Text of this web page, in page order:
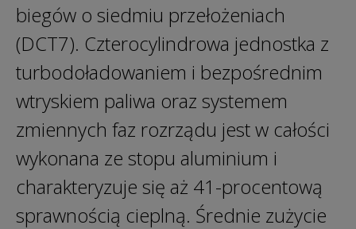
biegów o siedmiu przełożeniach
(DCT7). Czterocylindrowa jednostka z
turbodoładowaniem i bezpośrednim
wtryskiem paliwa oraz systemem
zmiennych faz rozrządu jest w całości
wykonana ze stopu aluminium i
charakteryzuje się aż 41-procentową
sprawnością cieplną. Średnie zużycie